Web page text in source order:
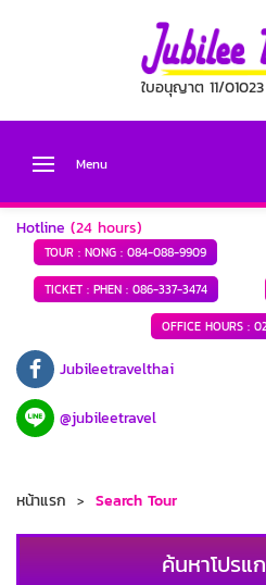
ใบอนุญาต 11/01023
Menu
Hotline (24 hours)
TOUR : NONG : 084-088-9909
TICKET : PHEN :086-337-3474
OFFICE HOURS :
Jubileetravelthai
@jubileetravel
หน้าแรก Search Tour
ค้นหาโปรแ